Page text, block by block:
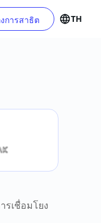
การสาธิต TH
รเชื่อมโยง